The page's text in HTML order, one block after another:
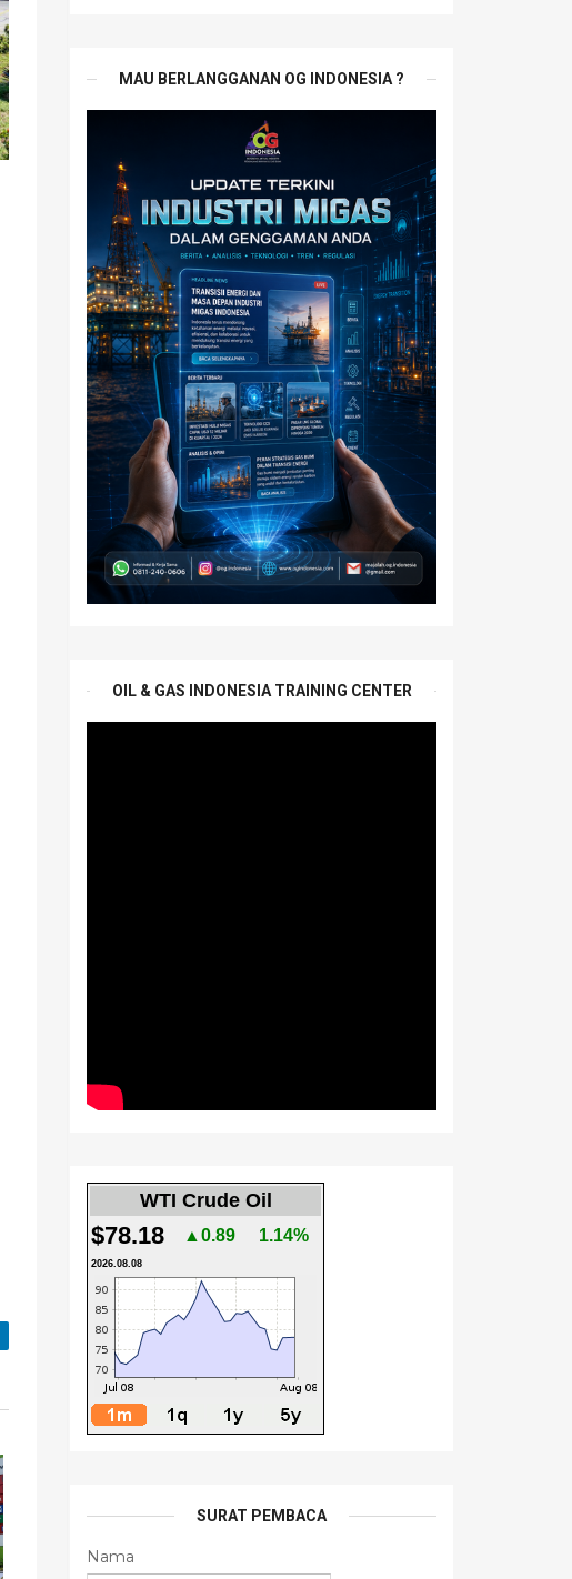
MAU BERLANGGANAN OG INDONESIA ?
OIL & GAS INDONESIA TRAINING CENTER
WTI Crude Oil
$78.18 ▲0.89 1.14%
2026.08.08
SURAT PEMBACA
Nama